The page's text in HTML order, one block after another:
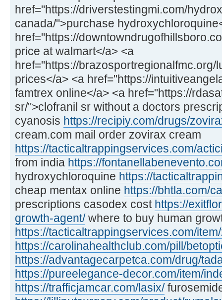
href="https://driverstestingmi.com/
canada/">purchase
href="https://
price at walmart</a> <a
href="https://brazosportregionalfmc.org/
prices</a> <a href="https://
famtrex online</a> <a href="https://
sr/">clofranil sr without a doctors
cyanosis https://recipiy.com/drugs/
cream.com mail order zovirax cream
https://tacticaltrappingservices.com/
from india https://
hydroxychloroquine https://
cheap mentax online https://bhtla.com/
prescriptions casodex cost https://
growth-agent/where to buy human
https://tacticaltrappingservices.com/
https://carolinahealthclub.com/pill/
https://advantagecarpetca.com/drug/
https://pureelegance-decor.com/item/
https://trafficjamcar.com/lasix/